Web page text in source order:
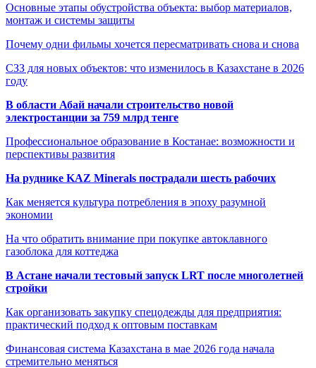
Основные этапы обустройства объекта: выбор материалов,
монтаж и системы защиты
Почему одни фильмы хочется пересматривать снова и снова
СЗЗ для новых объектов: что изменилось в Казахстане в 2026
году
В области Абай начали строительство новой
электростанции за 759 млрд тенге
Профессиональное образование в Костанае: возможности и
перспективы развития
На руднике KAZ Minerals пострадали шесть рабочих
Как меняется культура потребления в эпоху разумной
экономии
На что обратить внимание при покупке автоклавного
газоблока для коттеджа
В Астане начали тестовый запуск LRT после многолетней
стройки
Как организовать закупку спецодежды для предприятия:
практический подход к оптовым поставкам
Финансовая система Казахстана в мае 2026 года начала
стремительно меняться